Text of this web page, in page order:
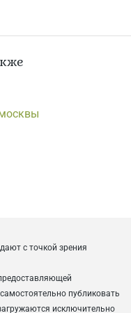
с точкой зрения
публиковать
исключительно